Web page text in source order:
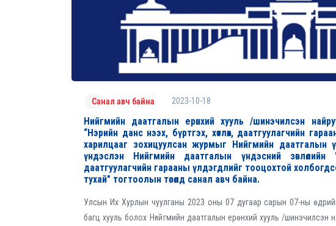
Санал авч байна 2023-10-18
Нийгмийн даатгалын ерөнхий хууль /шинэчилсэн
“Нэрийн данс нээх, бүртгэх, хөтлөх, даатгуулагчийн
харилцааг зохицуулсан журмыг Нийгмийн даатгалын
үндэслэн Нийгмийн даатгалын үндэсний зөвлөлийн
даатгуулагчийн гарааны үлдэгдлийг тооцохтой
тухай" тогтоолын төсөлд санал авч байна.
Улсын Их Хурлын чуулганы 2023 оны 07 дугаар сарын 07-ны
багц хууль болох Нийгмийн даатгалын ерөнхий хууль /шинэчилсэн